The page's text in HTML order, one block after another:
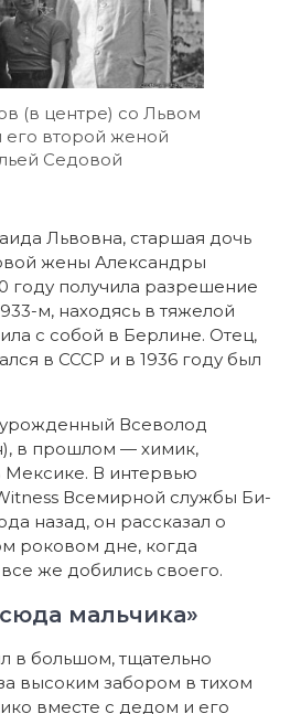
(в центре) со Львом
его второй женой
Седовой
Львовна, старшая дочь
жены Александры
году получила разрешение
м, находясь в тяжелой
с собой в Берлине. Отец,
в СССР и в 1936 году был
Всеволод
в прошлом — химик,
Мексике. В интервью
Всемирной службы Би-
назад, он рассказал о
роковом дне, когда
же добились своего.
мальчика»
в большом, тщательно
высоким забором в тихом
вместе с дедом и его